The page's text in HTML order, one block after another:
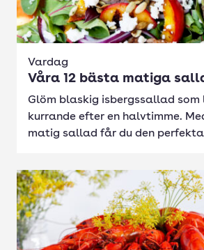
Vardag
Våra 12 bästa matiga
Glöm blaskig isbergssallad som
kurrande efter en halvtimme.
matig sallad får du den